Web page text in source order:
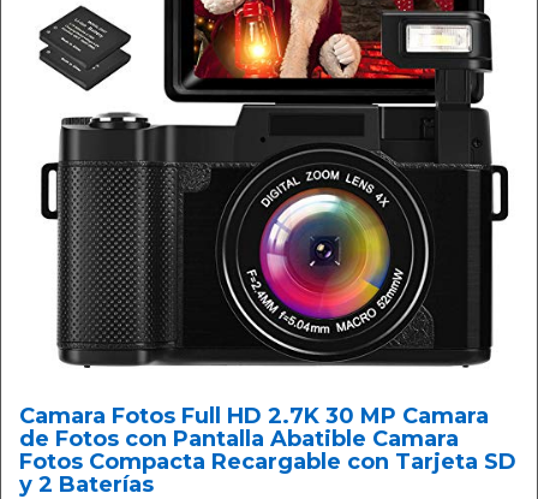
Camara Fotos Full HD 2.7K 30 MP Camara
de Fotos con Pantalla Abatible Camara
Fotos Compacta Recargable con Tarjeta SD
y 2 Baterías